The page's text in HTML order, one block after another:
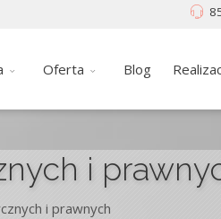
Oferta Blog
i
i prawnych